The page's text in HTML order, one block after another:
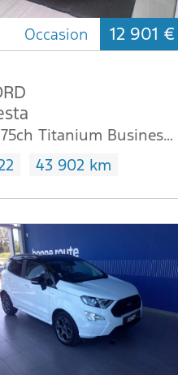
Occasion 12 901 €
1.1 75ch Titanium Business 5p
43 902 km